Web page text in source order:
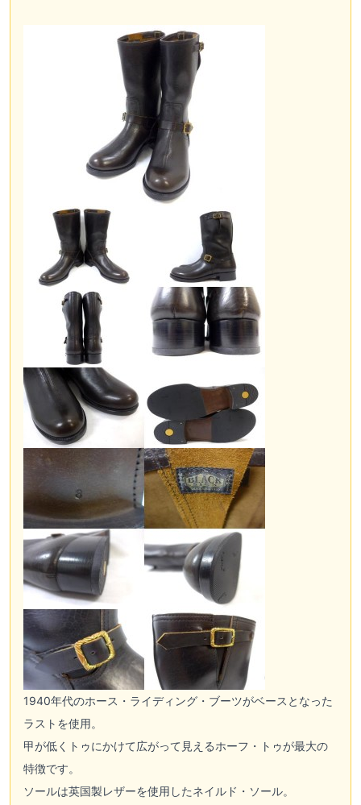
1940年代のホース・ライディング・ブーツがベースとなった
ラストを使用。
甲が低くトゥにかけて広がって見えるホーフ・トゥが最大の
特徴です。
ソールは英国製レザーを使用したネイルド・ソール。